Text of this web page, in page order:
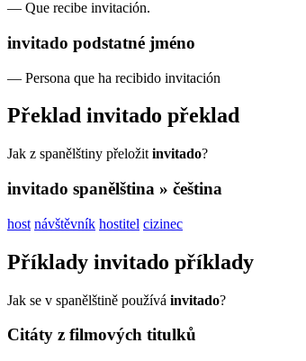
— Que recibe invitación.
invitado podstatné jméno
— Persona que ha recibido invitación
Překlad invitado překlad
Jak z spanělštiny přeložit invitado?
invitado spanělština » čeština
host návštěvník hostitel cizinec
Příklady invitado příklady
Jak se v spanělštině používá invitado?
Citáty z filmových titulků